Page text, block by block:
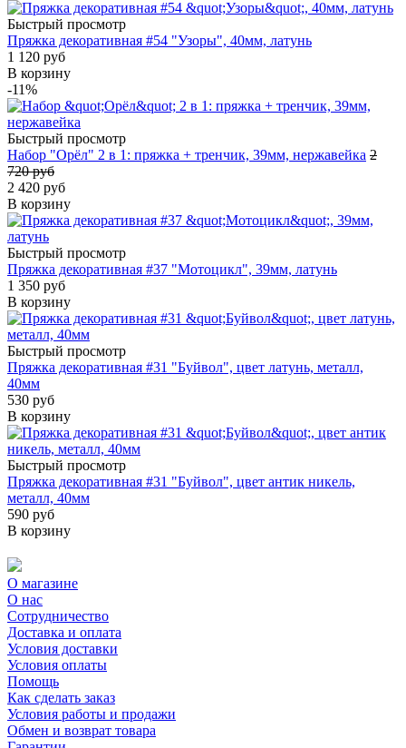
Быстрый просмотр
Пряжка декоративная #54 "Узоры", 40мм, латунь
1 120 руб
В корзину
-11%
Быстрый просмотр
Набор "Орёл" 2 в 1: пряжка + тренчик, 39мм, нержавейка 2
720 руб
2 420 руб
В корзину
Быстрый просмотр
Пряжка декоративная #37 "Мотоцикл", 39мм, латунь
1 350 руб
В корзину
Быстрый просмотр
Пряжка декоративная #31 "Буйвол", цвет латунь, металл,
40мм
530 руб
В корзину
Быстрый просмотр
Пряжка декоративная #31 "Буйвол", цвет антик никель,
металл, 40мм
590 руб
В корзину
О магазине
О нас
Сотрудничество
Доставка и оплата
Условия доставки
Условия оплаты
Помощь
Как сделать заказ
Условия работы и продажи
Обмен и возврат товара